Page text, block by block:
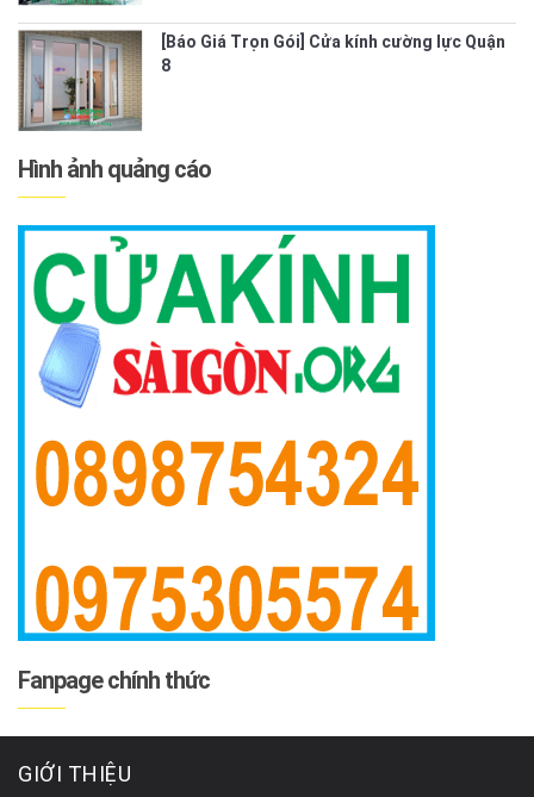
[Báo Giá Trọn Gói] Cửa kính cường lực Quận
8
Hình ảnh quảng cáo
Fanpage chính thức
GIỚI THIỆU